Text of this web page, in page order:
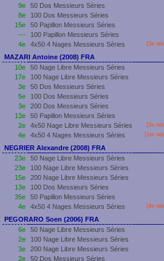
9e
50 Dos Messieurs Séries
8e
100 Dos Messieurs Séries
15e
50 Papillon Messieurs Séries
---
100 Papillon Messieurs Séries
4e
4x50 4 Nages Messieurs Séries [3e
MAZARI Antoine (2008) FRA
10e
50 Nage Libre Messieurs Séries
17e
100 Nage Libre Messieurs Séries
3e
50 Dos Messieurs Séries
5e
100 Dos Messieurs Séries
3e
200 Dos Messieurs Séries
13e
50 Papillon Messieurs Séries
2e
4x50 Nage Libre Messieurs Séries [2e
4e 4x50 4 Nages Messieurs Séries [1er
NEGRIER Alexandre (2008) FRA
23e
50 Nage Libre Messieurs Séries
23e
100 Nage Libre Messieurs Séries
15e
200 Nage Libre Messieurs Séries
13e
100 Dos Messieurs Séries
35e
50 Papillon Messieurs Séries
4e
4x50 4 Nages Messieurs Séries [4e
PEGORARO Soen (2006) FRA
6e
50 Nage Libre Messieurs Séries
2e
100 Nage Libre Messieurs Séries
3e
200 Nage Libre Messieurs Séries
2e
50 Dos Messieurs Séries